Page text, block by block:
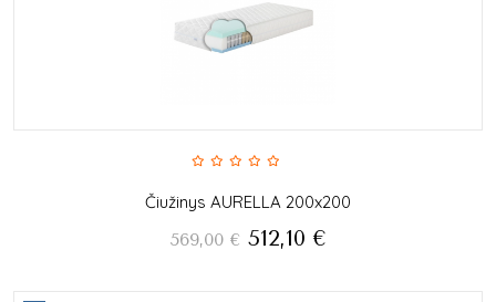
Čiužinys AURELLA 200x200
569,00 € 512,10 €